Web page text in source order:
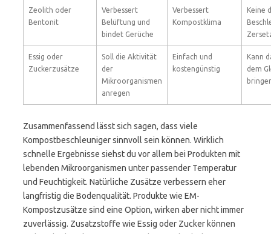
Zeolith oder
Bentonit
Verbessert
Belüftung und
bindet Gerüche
Verbessert
Kompostklima
Keine
Essig oder
Zuckerzusätze
Soll die Aktivität
der
Mikroorganismen
anregen
Einfach und
kostengünstig
Kann
dem
Zusammenfassend lässt sich sagen, dass viele
Kompostbeschleuniger sinnvoll sein können. Wirklich
schnelle Ergebnisse siehst du vor allem bei Produkten mit
lebenden Mikroorganismen unter passender Temperatur
und Feuchtigkeit. Natürliche Zusätze verbessern eher
langfristig die Bodenqualität. Produkte wie EM-
Kompostzusätze sind eine Option, wirken aber nicht immer
zuverlässig. Zusatzstoffe wie Essig oder Zucker können